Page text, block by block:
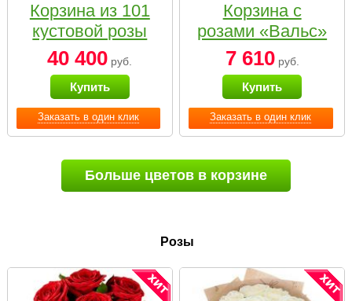
Заказать в один клик
Корзина из 101
кустовой розы
нежных тонов
40 400 руб.
Купить
Заказать в один клик
Корзина с
розами «Вальс»
7 610руб.
Купить
Больше цветов в корзине
Розы